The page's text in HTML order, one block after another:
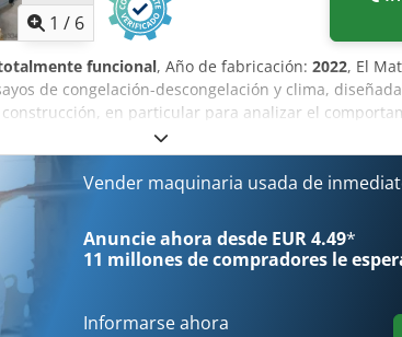
1 / 6
funcional, Año de fabricación: 2022, El
de congelación-descongelación y clima,
en particular para analizar el
bajo diversas condiciones de temperatura y
Uo Tsrf - Simulación de ciclos de congelación-
hormigón para evaluar su resistencia a tensiones
de construcción según normas (por ejemplo, EN
de envejecimiento y ensayos climáticos bajo
de dos parámetros: temperatura y humedad
°C. ✔ Rango de humedad: 20–95 % (precisión de ±1
programables: hasta 50 programas y 100
tiempo real y grabación de datos opcional mediante
Vender maquinaria usada de
Anuncie ahora desde EUR 4.49*
11 millones de compradores le
Informarse ahora